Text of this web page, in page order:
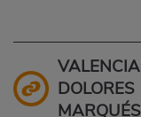
VALENCIA
DOLORES
MARQUÉS